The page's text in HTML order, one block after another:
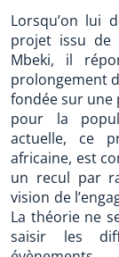
Lorsqu’on lui
projet issu
Mbeki, il
prolongement
fondée sur une
pour la
actuelle, ce
africaine, est
un recul par
vision de
La théorie ne
saisir les